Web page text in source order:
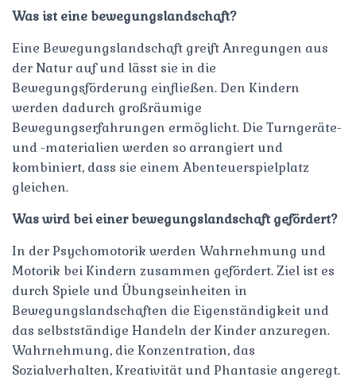
Was ist eine bewegungslandschaft?
Eine Bewegungslandschaft greift Anregungen aus
der Natur auf und lässt sie in die
Bewegungsförderung einfließen. Den Kindern
werden dadurch großräumige
Bewegungserfahrungen ermöglicht. Die Turngeräte-
und -materialien werden so arrangiert und
kombiniert, dass sie einem Abenteuerspielplatz
gleichen.
Was wird bei einer bewegungslandschaft gefördert?
In der Psychomotorik werden Wahrnehmung und
Motorik bei Kindern zusammen gefördert. Ziel ist es
durch Spiele und Übungseinheiten in
Bewegungslandschaften die Eigenständigkeit und
das selbstständige Handeln der Kinder anzuregen.
Wahrnehmung, die Konzentration, das
Sozialverhalten, Kreativität und Phantasie angeregt.